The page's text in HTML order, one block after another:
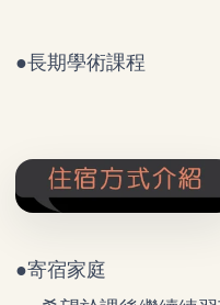
●長期學術課程
●寄宿家庭